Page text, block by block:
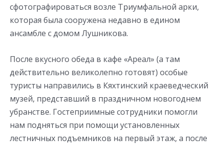
сфотографироваться возле Триумфальной арки,
которая была сооружена недавно в едином
ансамбле с домом Лушникова.
После вкусного обеда в кафе «Ареал» (а там
действительно великолепно готовят) особые
туристы направились в Кяхтинский краеведческий
музей, представший в праздничном новогоднем
убранстве. Гостеприимные сотрудники помогли
нам подняться при помощи установленных
лестничных подъемников на первый этаж, а после